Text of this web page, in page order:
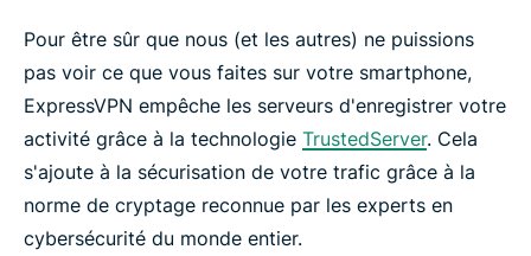
Pour être sûr que nous (et les autres) ne puissions
pas voir ce que vous faites sur votre smartphone,
ExpressVPN empêche les serveurs d'enregistrer votre
activité grâce à la technologie TrustedServer. Cela
s'ajoute à la sécurisation de votre trafic grâce à la
norme de cryptage reconnue par les experts en
cybersécurité du monde entier.